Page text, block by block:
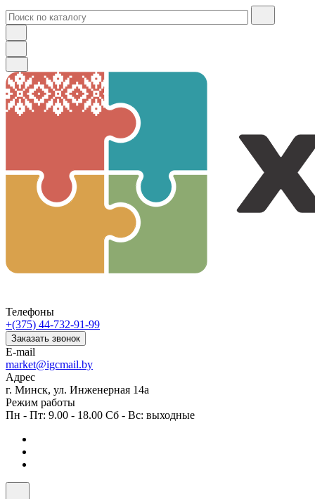
Телефоны
+(375) 44-732-91-99
Заказать звонок
E-mail
market@igcmail.by
Адрес
г. Минск, ул. Инженерная 14а
Режим работы
Пн - Пт: 9.00 - 18.00 Сб - Вс: выходные